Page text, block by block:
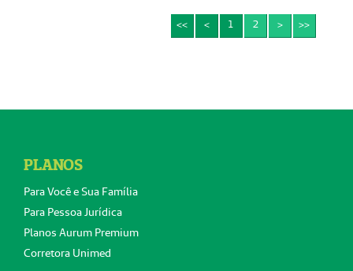
<< < 1 2 > >>
PLANOS
Para Você e Sua Família
Para Pessoa Jurídica
Planos Aurum Premium
Corretora Unimed